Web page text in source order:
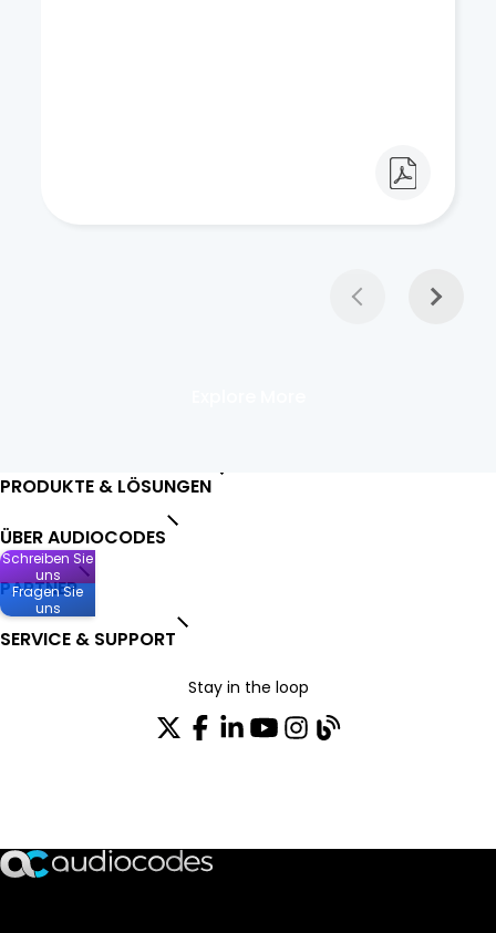
PRODUKTE & LÖSUNGEN
ÜBER AUDIOCODES
PARTNER
SERVICE & SUPPORT
Stay in the loop
Schreiben Sie
uns
Fragen Sie
uns